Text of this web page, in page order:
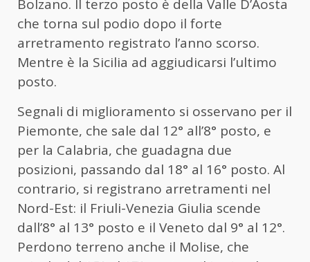
Bolzano. Il terzo posto è della Valle D’Aosta
che torna sul podio dopo il forte
arretramento registrato l’anno scorso.
Mentre è la Sicilia ad aggiudicarsi l’ultimo
posto.
Segnali di miglioramento si osservano per il
Piemonte, che sale dal 12° all’8° posto, e
per la Calabria, che guadagna due
posizioni, passando dal 18° al 16° posto. Al
contrario, si registrano arretramenti nel
Nord-Est: il Friuli-Venezia Giulia scende
dall’8° al 13° posto e il Veneto dal 9° al 12°.
Perdono terreno anche il Molise, che